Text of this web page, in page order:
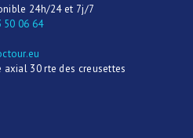
24h/24 et 7j/7
50 06 64
axial 30 rte des creusettes